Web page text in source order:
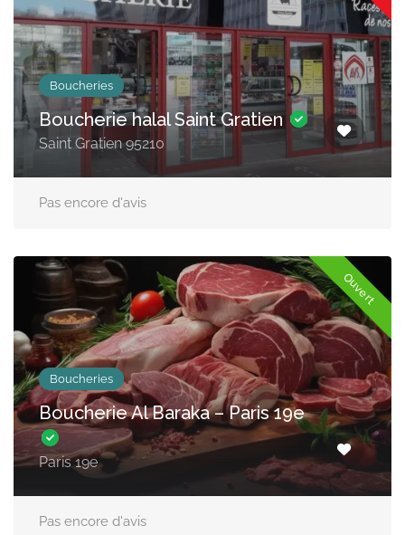
Boucheries
Boucherie halal Saint Gratien
Saint Gratien 95210
Pas encore d'avis
Ouvert
Boucheries
Boucherie Al Baraka – Paris 19e
Paris 19e
Pas encore d'avis